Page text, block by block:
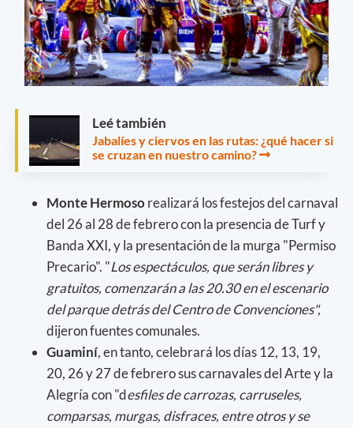
Leé también
Jabalíes y ciervos en las rutas: ¿qué hacer si
se cruzan en nuestro camino?
Monte Hermosorealizará los festejos del carnaval
del 26 al 28 de febrero con la presencia de Turf y
Banda XXI, y la presentación de la murga "Permiso
Precario". "Los espectáculos, que serán libres y
gratuitos, comenzarán a las 20.30 en el escenario
del parque detrás del Centro de Convenciones",
dijeron fuentes comunales.
Guaminí, en tanto, celebrará los días 12, 13, 19,
20, 26 y 27 de febrero sus carnavales del Arte y la
Alegría con "desfiles de carrozas, carruseles,
comparsas, murgas, disfraces, entre otros y se